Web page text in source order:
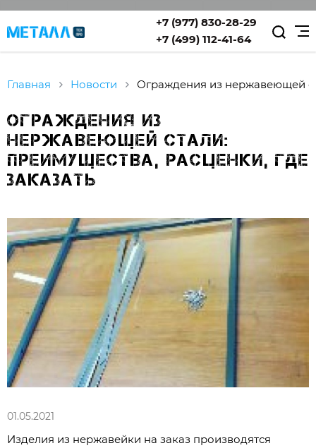
+7 (977) 830-28-29
+7 (499) 112-41-64
Главная Новости Ограждения из нержавеющей
Ограждения из
нержавеющей стали:
преимущества, расценки, где
заказать
01.05.2021
Изделия из нержавейки на заказ производятся